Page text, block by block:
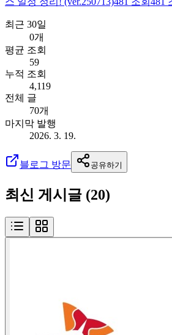
최근 30일
0개
평균 조회
59
누적 조회
4,119
전체 글
70개
마지막 발행
2026. 3. 19.
블로그 방문 공유하기
최신 게시글 (20)